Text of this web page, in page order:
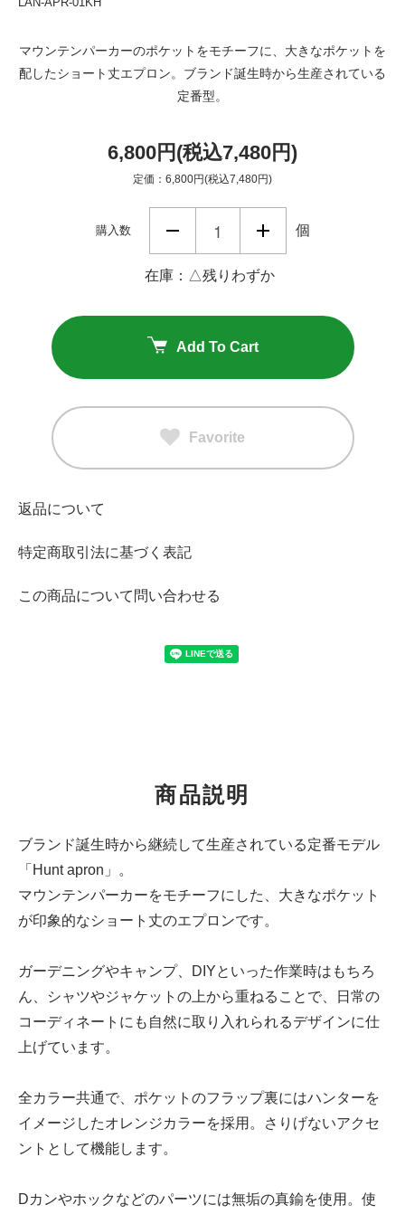
マウンテンパーカーのポケットをモチーフに、大きなポケットを
配したショート丈エプロン。ブランド誕生時から生産されている
定番型。
6,800円(税込7,480円)
定価：6,800円(税込7,480円)
購入数 個
在庫：△残りわずか
Add To Cart
Favorite
返品について
特定商取引法に基づく表記
この商品について問い合わせる
商品説明
ブランド誕生時から継続して生産されている定番モデル
「Hunt apron」。
マウンテンパーカーをモチーフにした、大きなポケット
が印象的なショート丈のエプロンです。
ガーデニングやキャンプ、DIYといった作業時はもちろ
ん、シャツやジャケットの上から重ねることで、日常の
コーディネートにも自然に取り入れられるデザインに仕
上げています。
全カラー共通で、ポケットのフラップ裏にはハンターを
イメージしたオレンジカラーを採用。さりげないアクセ
ントとして機能します。
Dカンやホックなどのパーツには無垢の真鍮を使用。使